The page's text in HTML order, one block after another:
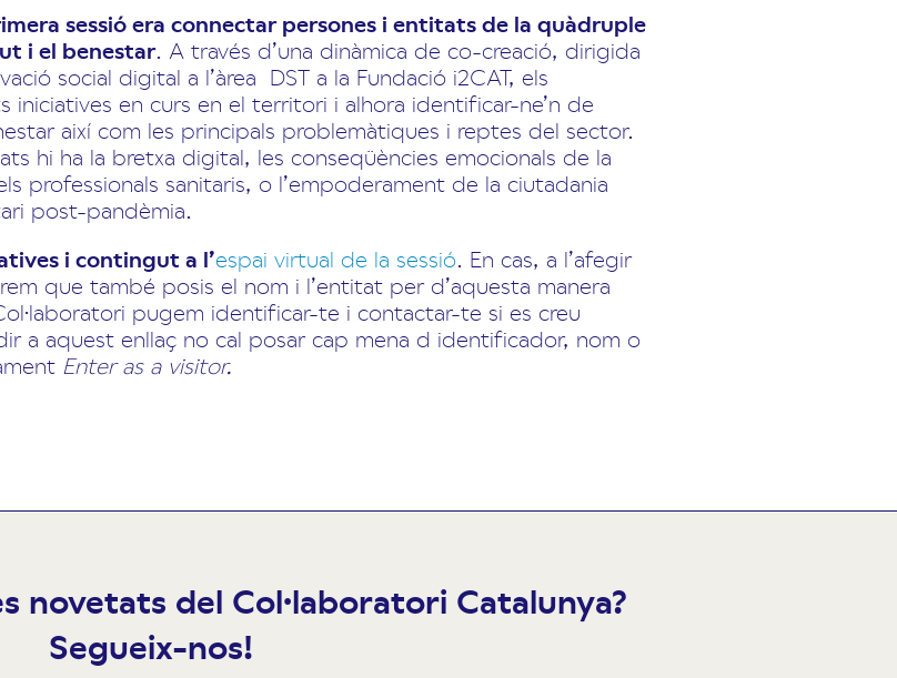
sessió era connectar persones i entitats de la quàdruple
i el benestar. A través d’una dinàmica de co-creació, dirigida
social digital a l’àrea DST a la Fundació i2CAT, els
en curs en el territori i alhora identificar-ne’n de
així com les principals problemàtiques i reptes del sector.
hi ha la bretxa digital, les conseqüències emocionals de la
professionals sanitaris, o l’empoderament de la ciutadania
post-pandèmia.
i contingut a l’espai virtual de la sessió. En cas, a l’afegir
que també posis el nom i l’entitat per d’aquesta manera
pugem identificar-te i contactar-te si es creu
a aquest enllaç no cal posar cap mena d identificador, nom o
Enter as a visitor.
novetats del Col·laboratori Catalunya?
Segueix-nos!